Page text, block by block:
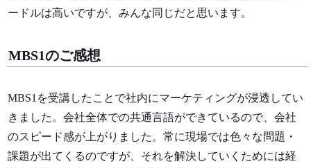
ードルは高いですが、みんな同じだと思います。
MBS1のご感想
MBS1を受講したことで社内にマーケティングが浸透してい
きました。会社全体での共通言語ができているので、会社
のスピード感が上がりました。 常に現場では色々な問題・
課題が出てくるのですが、それを解決していくためには経